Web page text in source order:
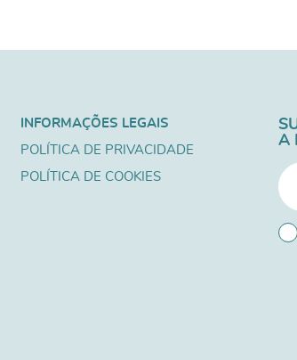
INFORMAÇÕES LEGAIS
POLÍTICA DE PRIVACIDADE
POLÍTICA DE COOKIES
A